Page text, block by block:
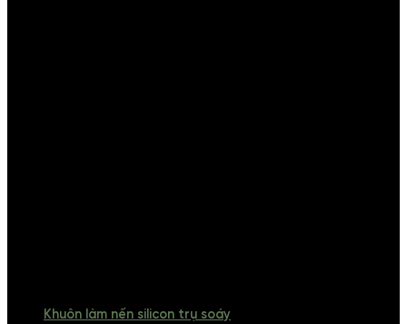
Khuôn làm nến silicon trụ soáy